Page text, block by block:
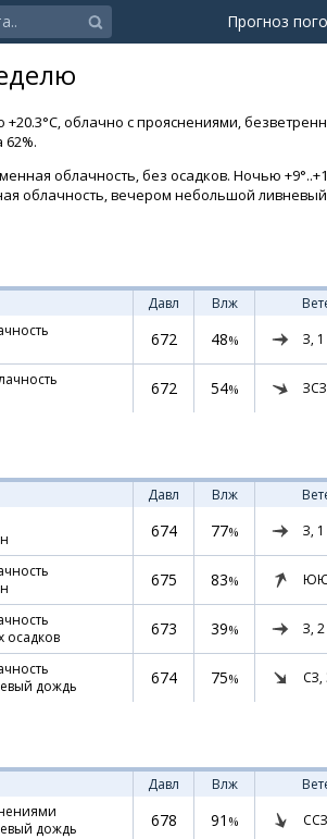
Прогноз
+20.3°C, облачно с прояснениями,
62%.
облачность, без осадков. Ночью
облачность, вечером небольшой
Давл Влж
672 48% З, 1
672 54%
Давл Влж
674 77% З, 1
675 83%
осадков
673 39% З, 2
дождь
674 75% СЗ,
Давл Влж
дождь
678 91 %